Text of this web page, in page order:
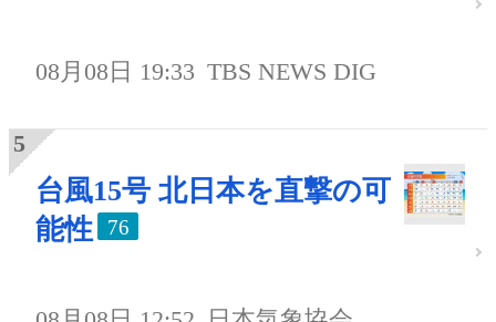
08月08日 19:33 TBS NEWS DIG
台風15号 北日本を直撃の可
能性
76